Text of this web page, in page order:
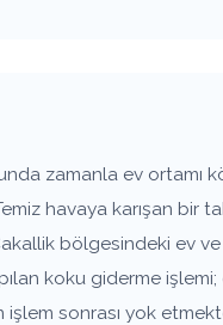
zamanla ev ortamı
havaya karışan bir
bölgesindeki ev
koku giderme
işlem sonrası yok